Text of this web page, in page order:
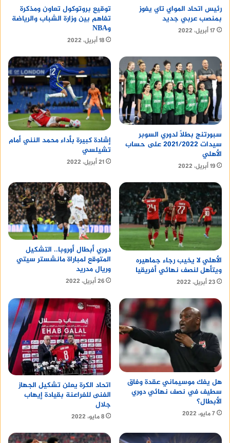
رئيس اتحاد المواي تاي يفوز
بمنصب عربي جديد
17 أبريل، 2022
توقيع بروتوكول تعاون ومذكرة
تفاهم بين وزارة الشباب والرياضة
وNBA
18 أبريل، 2022
سبورتنج بطلًا لدوري السوبر
سيدات 2021/2022 على حساب
الأهلي
19 أبريل، 2022
إشادة كبيرة بأداء محمد النني أمام
تشيلسي
21 أبريل، 2022
الأهلي لا يخيب رجاء جماهيره
ويتأهل لنصف نهائي أفريقيا
23 أبريل، 2022
دوري أبطال أوروبا.. التشكيل
المتوقع لمباراة مانشستر سيتي
وريال مدريد
26 أبريل، 2022
هل يفك موسيماني عقدة وفاق
سطيف في نصف نهائي دوري
الأبطال؟
7 مايو، 2022
اتحاد الكرة يعلن تشكيل الجهاز
الفنى للفراعنة بقيادة إيهاب
جلال
8 مايو، 2022